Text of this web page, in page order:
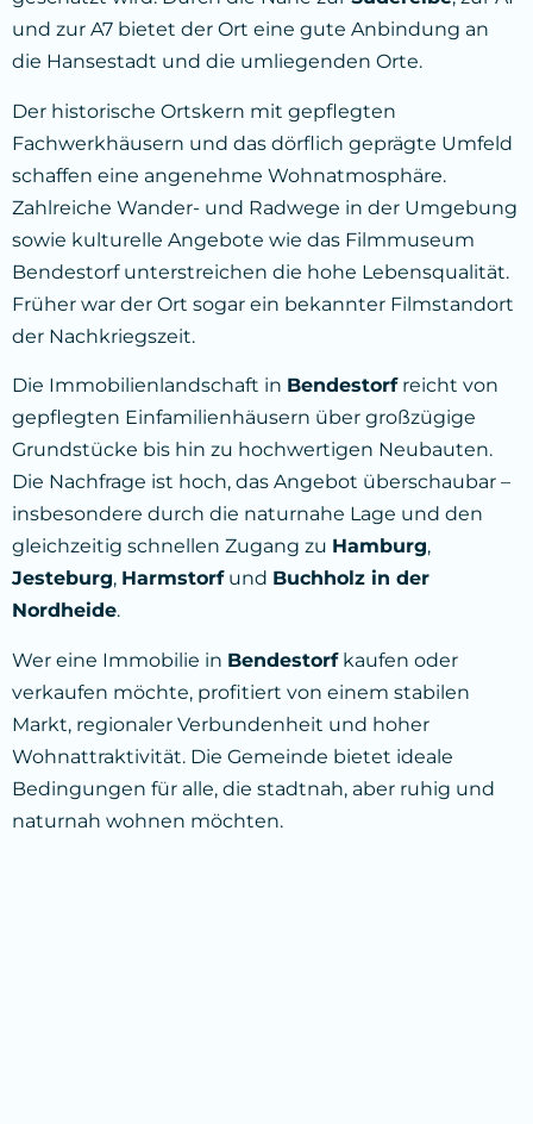
und zur A7 bietet der Ort eine gute Anbindung an
die Hansestadt und die umliegenden Orte.
Der historische Ortskern mit gepflegten
Fachwerkhäusern und das dörflich geprägte Umfeld
schaffen eine angenehme Wohnatmosphäre.
Zahlreiche Wander- und Radwege in der Umgebung
sowie kulturelle Angebote wie das Filmmuseum
Bendestorf unterstreichen die hohe Lebensqualität.
Früher war der Ort sogar ein bekannter Filmstandort
der Nachkriegszeit.
Die Immobilienlandschaft in Bendestorfreicht von
gepflegten Einfamilienhäusern über großzügige
Grundstücke bis hin zu hochwertigen Neubauten.
Die Nachfrage ist hoch, das Angebot überschaubar –
insbesondere durch die naturnahe Lage und den
gleichzeitig schnellen Zugang zu Hamburg,
Jesteburg, Harmstorfund Buchholz in der
Nordheide.
Wer eine Immobilie in Bendestorfkaufen oder
verkaufen möchte, profitiert von einem stabilen
Markt, regionaler Verbundenheit und hoher
Wohnattraktivität. Die Gemeinde bietet ideale
Bedingungen für alle, die stadtnah, aber ruhig und
naturnah wohnen möchten.